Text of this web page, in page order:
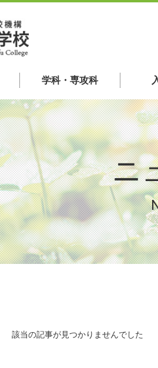
学科・専攻科
ニ
該当の記事が見つかりませんでした